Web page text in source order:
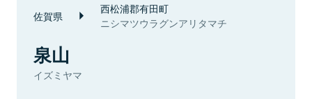
佐賀県 西松浦郡有田町
ニシマツウラグンアリタマチ
泉山
イズミヤマ